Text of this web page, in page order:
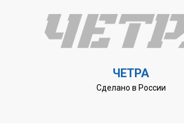
ЧЕТРА
Сделано в России